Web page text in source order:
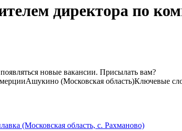
директора по
новые вакансии. Присылать вам?
Ашукино (Московская область)Ключевые
(Московская область, с. Рахманово)